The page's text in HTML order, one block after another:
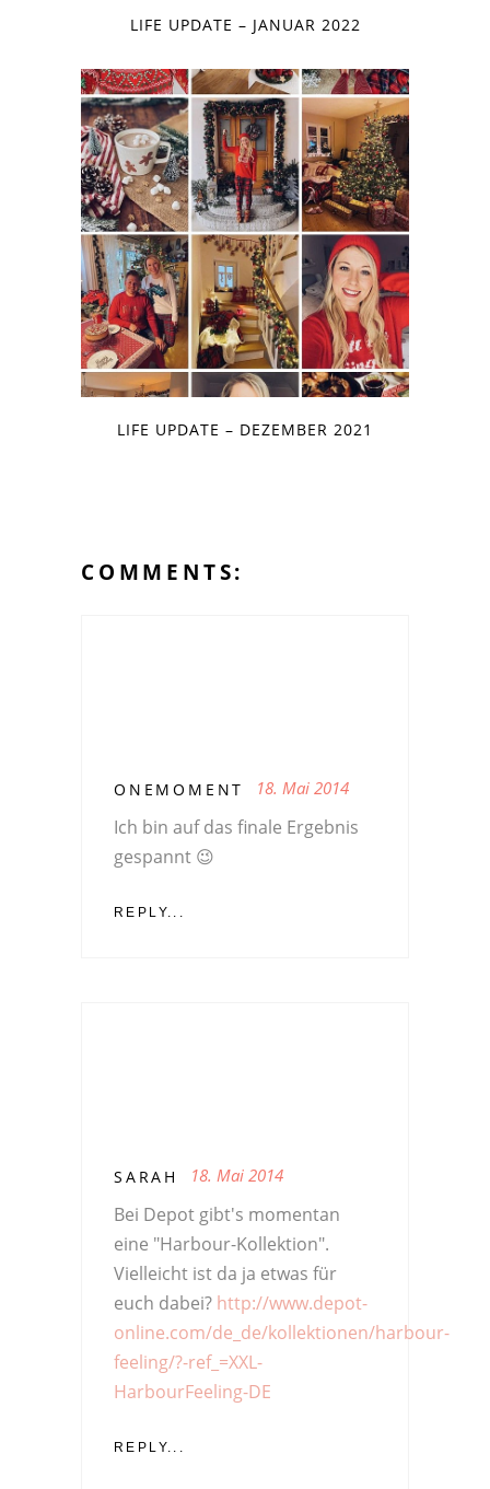
LIFE UPDATE – JANUAR 2022
LIFE UPDATE – DEZEMBER 2021
COMMENTS:
ONEMOMENT 18. Mai 2014
Ich bin auf das finale Ergebnis
gespannt 😉
REPLY...
SARAH 18. Mai 2014
Bei Depot gibt's momentan
eine "Harbour-Kollektion".
Vielleicht ist da ja etwas für
euch dabei? http://www.depot-
online.com/de_de/kollektionen/harbour-
feeling/?-ref_=XXL-
HarbourFeeling-DE
REPLY...